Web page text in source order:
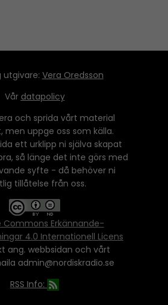
utgivare: Vera Oredsson
Vår datapolicy
och sprida vårt material
men uppge oss som källa.
ett urklipp ni själva skapat
så länge det inte görs med
syfte - då behöver ni
tillåtelse från oss.
Commons Erkännande-
4.0 Internationell Licens
ang. webbsidan och vårt
admin@nordiskradio.se
RSS Info: